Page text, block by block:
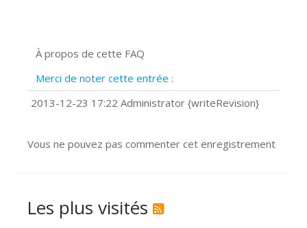
Prise de vue 360°
?
Comment accéder à votre compte
À propos de cette FAQ
Merci de noter cette entrée :
2013-12-23 17:22 Administrator {writeRevision}
Vous ne pouvez pas commenter cet enregistrement
Les plus visités